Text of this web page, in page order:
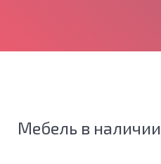
Мебель в наличии